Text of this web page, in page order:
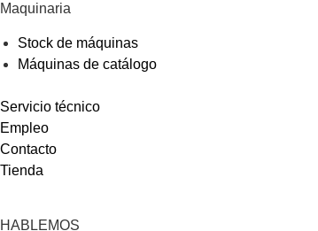
Maquinaria
Stock de máquinas
Máquinas de catálogo
Servicio técnico
Empleo
Contacto
Tienda
HABLEMOS